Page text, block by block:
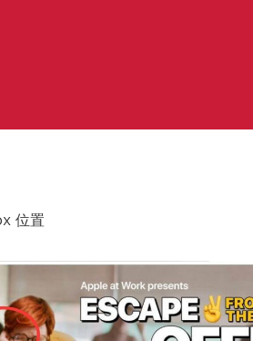
位置